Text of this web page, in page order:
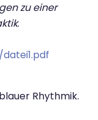
zu einer
.
Rhythmik.